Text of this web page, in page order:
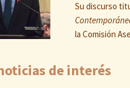
Su discurso
la Comisión
de interés